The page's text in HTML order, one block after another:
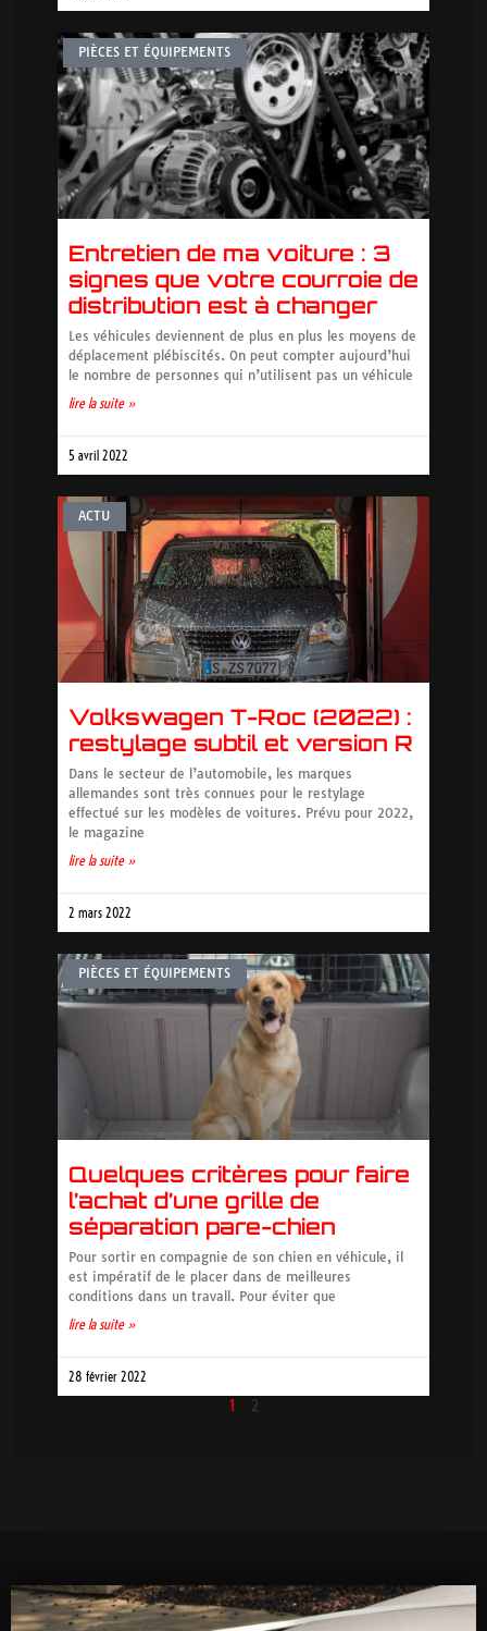
PIÈCES ET ÉQUIPEMENTS
Entretien de ma voiture : 3
signes que votre courroie de
distribution est à changer
Les véhicules deviennent de plus en plus les moyens de
déplacement plébiscités. On peut compter aujourd’hui
le nombre de personnes qui n’utilisent pas un véhicule
lire la suite »
5 avril 2022
ACTU
Volkswagen T-Roc (2022) :
restylage subtil et version R
Dans le secteur de l’automobile, les marques
allemandes sont très connues pour le restylage
effectué sur les modèles de voitures. Prévu pour 2022,
le magazine
lire la suite »
2 mars 2022
PIÈCES ET ÉQUIPEMENTS
Quelques critères pour faire
l’achat d’une grille de
séparation pare-chien
Pour sortir en compagnie de son chien en véhicule, il
est impératif de le placer dans de meilleures
conditions dans un travall. Pour éviter que
lire la suite »
28 février 2022
1 2